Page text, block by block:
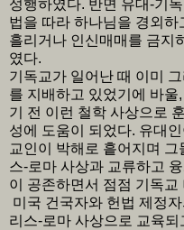
성행하였다. 반면 유대-기
법을 따라 하나님을 경외
흘리거나 인신매매를 금지
였다.
기독교가 일어난 때 이미
를 지배하고 있었기에 바울
기 전 이런 철학 사상으로
성에 도움이 되었다. 유대
교인이 박해로 흩어지며 그
스-로마 사상과 교류하고
이 공존하면서 점점 기독교
미국 건국자와 헌법 제정
리스-로마 사상으로 교육